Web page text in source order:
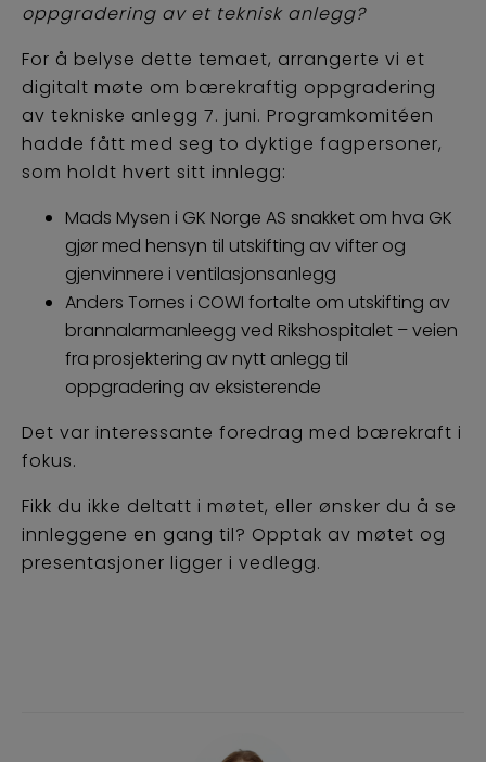
oppgradering av et teknisk anlegg?
For å belyse dette temaet, arrangerte vi et
digitalt møte om bærekraftig oppgradering
av tekniske anlegg 7. juni. Programkomitéen
hadde fått med seg to dyktige fagpersoner,
som holdt hvert sitt innlegg:
Mads Mysen i GK Norge AS snakket om hva GK
gjør med hensyn til utskifting av vifter og
gjenvinnere i ventilasjonsanlegg
Anders Tornes i COWI fortalte om utskifting av
brannalarmanleegg ved Rikshospitalet – veien
fra prosjektering av nytt anlegg til
oppgradering av eksisterende
Det var interessante foredrag med bærekraft i
fokus.
Fikk du ikke deltatt i møtet, eller ønsker du å se
innleggene en gang til? Opptak av møtet og
presentasjoner ligger i vedlegg.